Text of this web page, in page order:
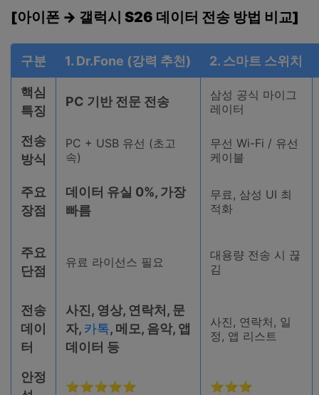
[아이폰 → 갤럭시 S26 데이터 전송 방법 비교]
구분 1. Dr.Fone (강력 추천) 2. 스마트 스위치
핵심
특징
PC 기반 전문 전송
삼성 공식 마이그
레이터
전송
방식
PC + USB 유선 (초고
속)
무선 Wi-Fi / 유선
케이블
주요
장점
데이터 유실 0%, 가장
빠름
무료, 삼성 UI 최
적화
주요
단점
유료 라이선스 필요
대용량 전송 시 끊
김
전송
데이
터
사진, 영상, 연락처, 문
자, 카톡, 메모, 음악, 앱
데이터 등
사진, 연락처, 일
정, 앱 리스트
안정
⭐⭐⭐⭐⭐ ⭐⭐⭐